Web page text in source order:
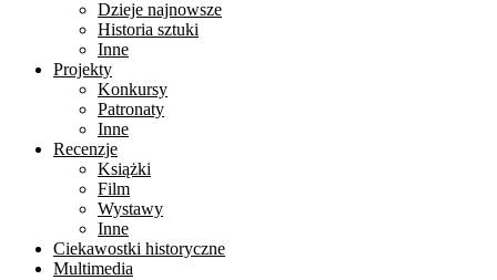
Dzieje najnowsze
Historia sztuki
Inne
Projekty
Konkursy
Patronaty
Inne
Recenzje
Książki
Film
Wystawy
Inne
Ciekawostki historyczne
Multimedia